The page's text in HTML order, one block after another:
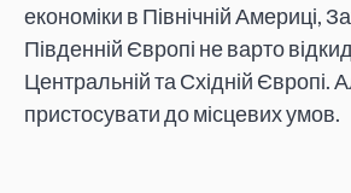
економіки в Північній Америці,
Південній Європі не варто
Центральній та Східній Європі.
пристосувати до місцевих умов.